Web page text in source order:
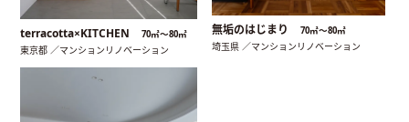
terracotta×KITCHEN 70㎡〜80㎡
東京都 ／マンションリノベーション
無垢のはじまり 70㎡〜80㎡
埼玉県 ／マンションリノベーション